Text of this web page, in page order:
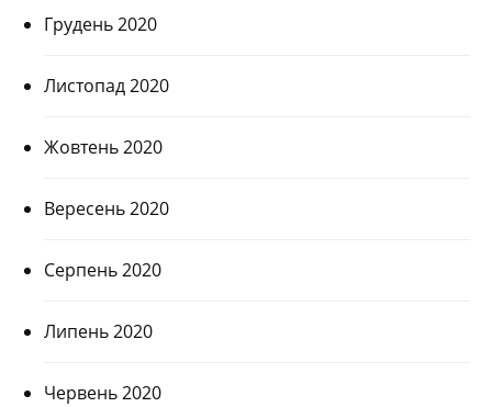
Грудень 2020
Листопад 2020
Жовтень 2020
Вересень 2020
Серпень 2020
Липень 2020
Червень 2020